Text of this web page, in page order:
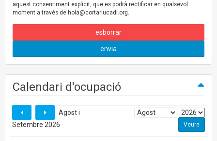
aquest consentiment explícit, que es podrà rectificar en qualsevol
moment a través de hola@cortariucadi.org.
esborrar
envia
Calendari d'ocupació
Agost i
Setembre 2026